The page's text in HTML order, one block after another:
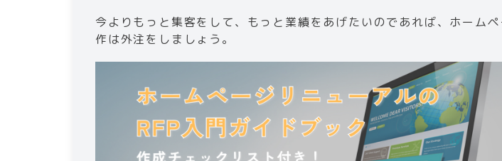
今よりもっと集客をして、もっと業績をあげたいのであれば、ホームペ
作は外注をしましょう。